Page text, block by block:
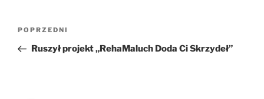
Nawigacja
Poprzedni
wpis
POPRZEDNI
Ruszył projekt „RehaMaluch Doda Ci Skrzydeł”